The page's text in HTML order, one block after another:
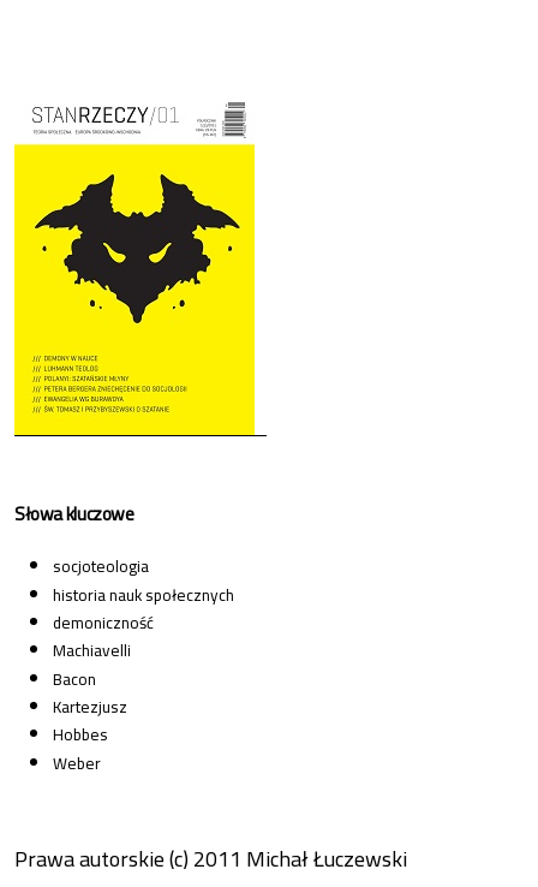
Cover image
Słowa kluczowe
socjoteologia
historia nauk społecznych
demoniczność
Machiavelli
Bacon
Kartezjusz
Hobbes
Weber
Prawa autorskie (c) 2011 Michał Łuczewski